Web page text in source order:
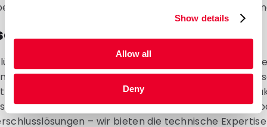
Show details
Allow all
Deny
in den Wertstoffkreislauf integriert werden
Präzision
stellt die gleichen Anforderungen:
benötigen oft andere Barrieren als Lebensmittel.
entwickelt maßgeschneiderte Lösungen, die
abgestimmt sind. Ob extrem reißfeste Materialien
– wir bieten die technische